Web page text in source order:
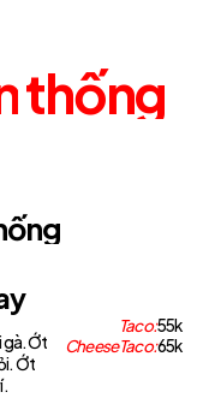
thống
ống
gà. Ớt
Ớt
Taco:55k
Cheese Taco:65k